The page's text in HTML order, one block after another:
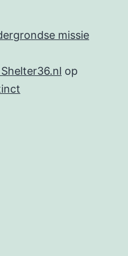
missie
op